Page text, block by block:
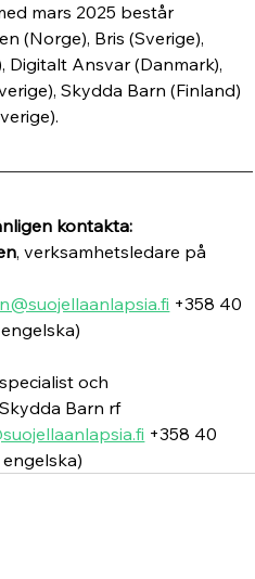
mars 2025 består
(Norge), Bris (Sverige),
Digitalt Ansvar (Danmark),
Skydda Barn (Finland)
kontakta:
, verksamhetsledare på
+358 40
specialist och
Barn rf
+358 40